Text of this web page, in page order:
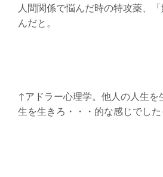
人間関係で悩んだ時の特攻薬、
んだと。
↑アドラー心理学。他人の人生を
生を生きろ・・・的な感じでした